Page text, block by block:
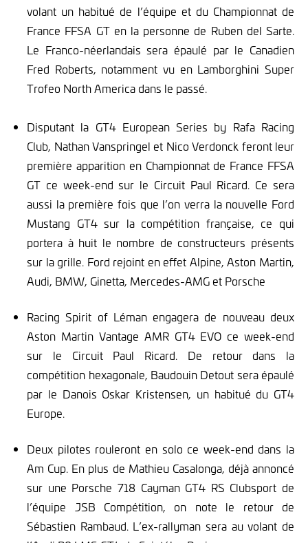
volant un habitué de l’équipe et du Championnat de
France FFSA GT en la personne de Ruben del Sarte.
Le Franco-néerlandais sera épaulé par le Canadien
Fred Roberts, notamment vu en Lamborghini Super
Trofeo North America dans le passé.
Disputant la GT4 European Series by Rafa Racing
Club, Nathan Vanspringel et Nico Verdonck feront leur
première apparition en Championnat de France FFSA
GT ce week-end sur le Circuit Paul Ricard. Ce sera
aussi la première fois que l’on verra la nouvelle Ford
Mustang GT4 sur la compétition française, ce qui
portera à huit le nombre de constructeurs présents
sur la grille. Ford rejoint en effet Alpine, Aston Martin,
Audi, BMW, Ginetta, Mercedes-AMG et Porsche
Racing Spirit of Léman engagera de nouveau deux
Aston Martin Vantage AMR GT4 EVO ce week-end
sur le Circuit Paul Ricard. De retour dans la
compétition hexagonale, Baudouin Detout sera épaulé
par le Danois Oskar Kristensen, un habitué du GT4
Europe.
Deux pilotes rouleront en solo ce week-end dans la
Am Cup. En plus de Mathieu Casalonga, déjà annoncé
sur une Porsche 718 Cayman GT4 RS Clubsport de
l’équipe JSB Compétition, on note le retour de
Sébastien Rambaud. L’ex-rallyman sera au volant de